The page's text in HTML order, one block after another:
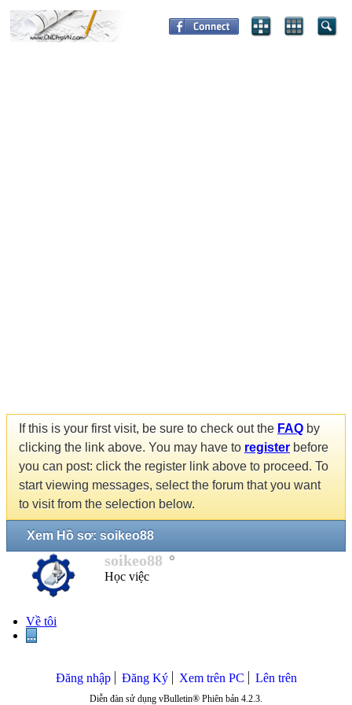
If this is your first visit, be sure to check out the FAQ by
clicking the link above. You may have to register before
you can post: click the register link above to proceed. To
start viewing messages, select the forum that you want
to visit from the selection below.
Xem Hồ sơ: soikeo88
soikeo88
Học việc
Về tôi
...
Đăng nhập Đăng Ký Xem trên PC Lên trên
Diễn đàn sử dụng vBulletin® Phiên bản 4.2.3.